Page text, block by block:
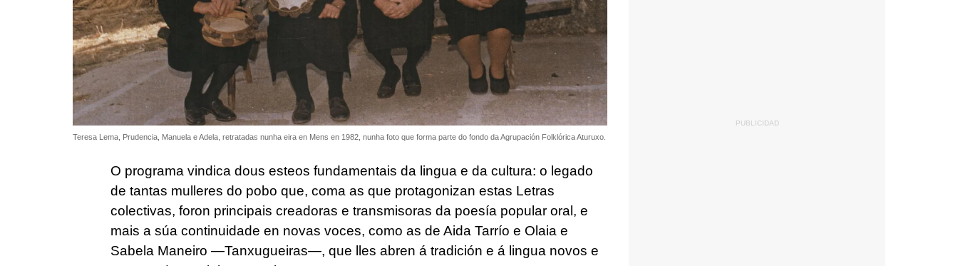
Teresa Lema, Prudencia, Manuela e Adela, retratadas nunha eira en Mens en 1982, nunha foto que forma parte do fondo da Agrupación Folklórica Aturuxo.
O programa vindica dous esteos fundamentais da lingua e da cultura: o legado
de tantas mulleres do pobo que, coma as que protagonizan estas Letras
colectivas, foron principais creadoras e transmisoras da poesía popular oral, e
mais a súa continuidade en novas voces, como as de Aida Tarrío e Olaia e
Sabela Maneiro —Tanxugueiras—, que lles abren á tradición e á lingua novos e